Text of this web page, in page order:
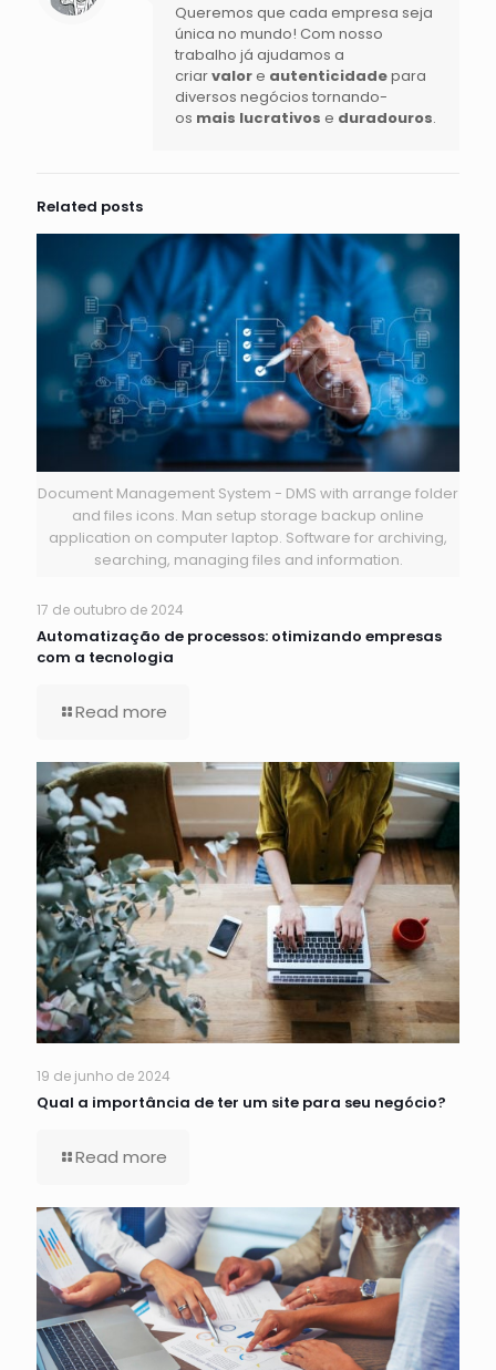
Queremos que cada empresa seja
única no mundo! Com nosso
trabalho já ajudamos a
criarvalore autenticidadepara
diversos negócios tornando-
os mais lucrativos e duradouros.
Related posts
Document Management System - DMS with arrange folder
and files icons. Man setup storage backup online
application on computer laptop. Software for archiving,
searching, managing files and information.
17 de outubro de 2024
Automatização de processos: otimizando empresas
com a tecnologia
Read more
19 de junho de 2024
Qual a importância de ter um site para seu negócio?
Read more